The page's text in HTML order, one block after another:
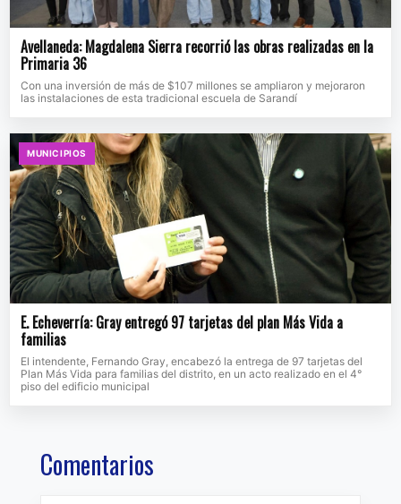
Avellaneda: Magdalena Sierra recorrió las obras realizadas en la
Primaria 36
Con una inversión de más de $107 millones se ampliaron y mejoraron
las instalaciones de esta tradicional escuela de Sarandí
MUNICIPIOS
E. Echeverría: Gray entregó 97 tarjetas del plan Más Vida a
familias
El intendente, Fernando Gray, encabezó la entrega de 97 tarjetas del
Plan Más Vida para familias del distrito, en un acto realizado en el 4°
piso del edificio municipal
Comentarios